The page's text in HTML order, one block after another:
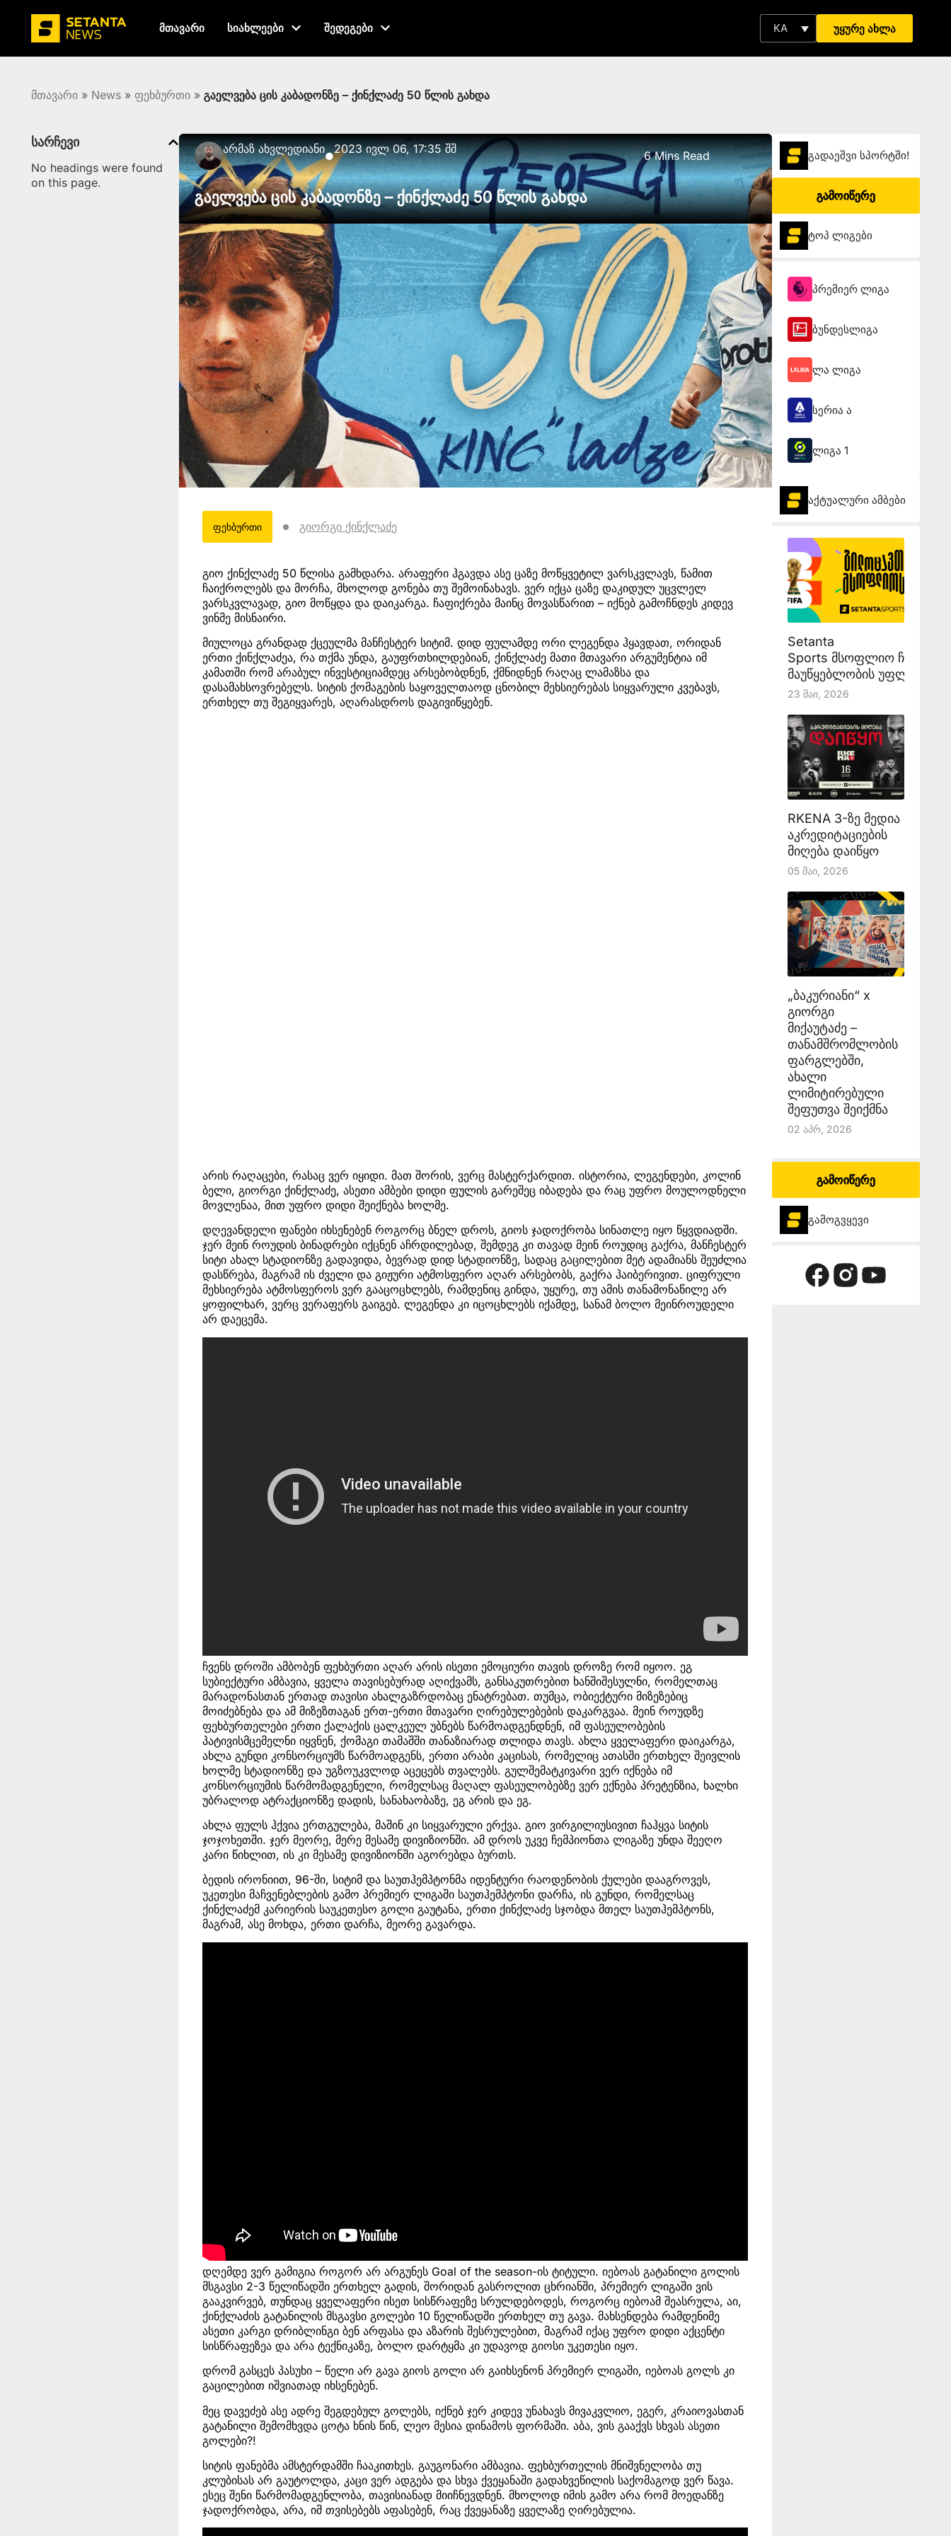
მთავარი სიახლეები შედეგები KA უყურე ახლა
მთავარი » News » ფეხბურთი » გაელვება ცის კაბადონზე – ქინქლაძე 50 წლის გახდა
სარჩევი
No headings were found
on this page.
Არმაზ Ახვლედიანი●2023 ივლ 06, 17:35 შშ 6 Mins Read
გაელვება ცის კაბადონზე – ქინქლაძე 50 წლის გახდა
ფეხბურთი გიორგი ქინქლაძე
გიო ქინქლაძე 50 წლისა გამხდარა. არაფერი ჰგავდა ასე ცაზე მოწყვეტილ ვარსკვლავს, წამით
ჩაიქროლებს და მორჩა, მხოლოდ გონება თუ შემოინახავს. ვერ იქცა ცაზე დაკიდულ უცვლელ
ვარსკვლავად, გიო მოწყდა და დაიკარგა. ჩაფიქრება მაინც მოვასწარით – იქნებ გამოჩნდეს კიდევ
ვინმე მისნაირი.
მიულოცა გრანდად ქცეულმა მანჩესტერ სიტიმ. დიდ ფულამდე ორი ლეგენდა ჰყავდათ, ორიდან
ერთი ქინქლაძეა, რა თქმა უნდა, გაუფრთხილდებიან, ქინქლაძე მათი მთავარი არგუმენტია იმ
კამათში რომ არაბულ ინვესტიციამდეც არსებობდნენ, ქმნიდნენ რაღაც ლამაზსა და
დასამახსოვრებელს. სიტის ქომაგების საყოველთაოდ ცნობილ მეხსიერებას სიყვარული კვებავს,
ერთხელ თუ შეგიყვარეს, აღარასდროს დაგივიწყებენ.
არის რაღაცები, რასაც ვერ იყიდი. მათ შორის, ვერც მასტერქარდით. ისტორია, ლეგენდები, კოლინ
ბელი, გიორგი ქინქლაძე, ასეთი ამბები დიდი ფულის გარეშეც იბადება და რაც უფრო მოულოდნელი
მოვლენაა, მით უფრო დიდი შეიქნება ხოლმე.
დღევანდელი ფანები იხსენებენ როგორც ბნელ დროს, გიოს ჯადოქრობა სინათლე იყო წყვდიადში.
ჯერ მეინ როუდის ბინადრები იქცნენ აჩრდილებად, შემდეგ კი თავად მეინ როუდიც გაქრა, მანჩესტერ
სიტი ახალ სტადიონზე გადავიდა, ბევრად დიდ სტადიონზე, სადაც გაცილებით მეტ ადამიანს შეუძლია
დასწრება, მაგრამ ის ძველი და გიჟური ატმოსფერო აღარ არსებობს, გაქრა ჰაიბერივით. ციფრული
მეხსიერება ატმოსფეროს ვერ გააცოცხლებს, რამდენიც გინდა, უყურე, თუ ამის თანამონაწილე არ
ყოფილხარ, ვერც ვერაფერს გაიგებ. ლეგენდა კი იცოცხლებს იქამდე, სანამ ბოლო მეინროუდელი
არ დაეცემა.
ჩვენს დროში ამბობენ ფეხბურთი აღარ არის ისეთი ემოციური თავის დროზე რომ იყოო. ეგ
სუბიექტური ამბავია, ყველა თავისებურად აღიქვამს, განსაკუთრებით ხანშიშესულნი, რომელთაც
მარადონასთან ერთად თავისი ახალგაზრდობაც ენატრებათ. თუმცა, ობიექტური მიზეზებიც
მოიძებნება და ამ მიზეზთაგან ერთ-ერთი მთავარი ღირებულებების დაკარგვაა. მეინ როუდზე
ფეხბურთელები ერთი ქალაქის ცალკეულ უბნებს წარმოადგენდნენ, იმ ფასეულობების
პატივისმცემელნი იყვნენ, ქომაგი თამაშში თანაზიარად თლიდა თავს. ახლა ყველაფერი დაიკარგა,
ახლა გუნდი კონსორციუმს წარმოადგენს, ერთი არაბი კაცისას, რომელიც ათასში ერთხელ შეივლის
ხოლმე სტადიონზე და უგზოუკვლოდ აცეცებს თვალებს. გულშემატკივარი ვერ იქნება იმ
კონსორციუმის წარმომადგენელი, რომელსაც მაღალ ფასეულობებზე ვერ ექნება პრეტენზია, ხალხი
უბრალოდ ატრაქციონზე დადის, სანახაობაზე, ეგ არის და ეგ.
ახლა ფულს ჰქვია ერთგულება, მაშინ კი სიყვარული ერქვა. გიო ვირგილიუსივით ჩაჰყვა სიტის
ჯოჯოხეთში. ჯერ მეორე, მერე მესამე დივიზიონში. ამ დროს უკვე ჩემპიონთა ლიგაზე უნდა შეეღო
კარი წიხლით, ის კი მესამე დივიზიონში აგორებდა ბურთს.
ბედის ირონიით, 96-ში, სიტიმ და საუთჰემპტონმა იდენტური რაოდენობის ქულები დააგროვეს,
უკეთესი მაჩვენებლების გამო პრემიერ ლიგაში საუთჰემპტონი დარჩა, ის გუნდი, რომელსაც
ქინქლაძემ კარიერის საუკეთესო გოლი გაუტანა, ერთი ქინქლაძე სჯობდა მთელ საუთჰემპტონს,
მაგრამ, ასე მოხდა, ერთი დარჩა, მეორე გავარდა.
დღემდე ვერ გამიგია როგორ არ არგუნეს Goal of the season-ის ტიტული. იებოას გატანილი გოლის
მსგავსი 2-3 წელიწადში ერთხელ გადის, შორიდან გასროლით ცხრიანში, პრემიერ ლიგაში ვის
გააკვირვებ, თუნდაც ყველაფერი ისეთ სისწრაფეზე სრულდებოდეს, როგორც იებოამ შეასრულა, აი,
ქინქლაძის გატანილის მსგავსი გოლები 10 წელიწადში ერთხელ თუ გავა. მახსენდება რამდენიმე
ასეთი კარგი დრიბლინგი ბენ არფასა და აზარის შესრულებით, მაგრამ იქაც უფრო დიდი აქცენტი
სისწრაფეზეა და არა ტექნიკაზე, ბოლო დარტყმა კი უდავოდ გიოსი უკეთესი იყო.
დრომ გასცეს პასუხი – წელი არ გავა გიოს გოლი არ გაიხსენონ პრემიერ ლიგაში, იებოას გოლს კი
გაცილებით იშვიათად იხსენებენ.
მეც დავეძებ ასე ადრე შეგდებულ გოლებს, იქნებ ჯერ კიდევ უნახავს მივაკვლიო, ეგერ, კრაიოვასთან
გატანილი შემომხვდა ცოტა ხნის წინ, ლეო მესია დინამოს ფორმაში. აბა, ვის გააქვს სხვას ასეთი
გოლები?!
სიტის ფანებმა ამსტერდამში ჩააკითხეს. გაუგონარი ამბავია. ფეხბურთელის მნიშვნელობა თუ
კლუბისას არ გაუტოლდა, კაცი ვერ ადგება და სხვა ქვეყანაში გადახვეწილის საქომაგოდ ვერ წავა.
ესეც შენი წარმომადგენლობა, თავისიანად მიიჩნევდნენ. მხოლოდ იმის გამო არა რომ მოედანზე
ჯადოქრობდა, არა, იმ თვისებებს აფასებენ, რაც ქვეყანაზე ყველაზე ღირებულია.
გადაეშვი სპორტში!
გამოიწერე
ტოპ ლიგები
პრემიერ ლიგა
ბუნდესლიგა
ლა ლიგა
სერია ა
ლიგა 1
აქტუალური ამბები
Setanta
Sports მსოფლიო
მაუწყებლობის უფლებას
23 Მაი, 2026
RKENA 3-ზე მედია
აკრედიტაციების
მიღება დაიწყო
05 Მაი, 2026
„ბაკურიანი“ x
გიორგი
მიქაუტაძე –
თანამშრომლობის
ფარგლებში,
ახალი
ლიმიტირებული
შეფუთვა შეიქმნა
02 Აპრ, 2026
გამოიწერე
გამოგვყევი